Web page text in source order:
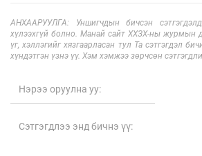
АНХААРУУЛГА: Уншигчдын бичсэн сэтгэгдэлд
хүлээхгүй болно. Манай сайт ХХЗХ-ны журмын
үг, хэллэгийг хязгаарласан тул Та сэтгэгдэл
хүндэтгэн үзнэ үү. Хэм хэмжээ зөрчсөн